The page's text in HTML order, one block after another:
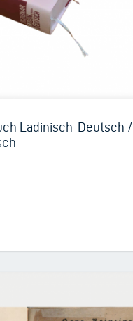
Ladinisch-Deutsch /